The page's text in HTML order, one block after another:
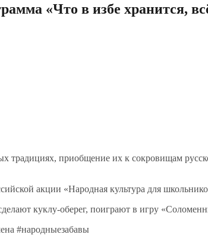
«Что в избе хранится,
традициях, приобщение их к сокровищам
акции «Народная культура для
куклу-оберег, поиграют в игру
#народныезабавы